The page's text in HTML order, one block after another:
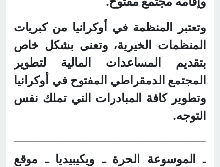
وتعتبر المنظمة في أوكرانيا من كبريات
المنظمات الخيرية، وتعنى بشكل خاص
بتقديم المساعدات المالية لتطوير
المجتمع الدمقراطي المفتوح في أوكرانيا
وتطوير كافة المبادرات التي تملك نفس
التوجه.
ـ الموسوعة الحرة ـ ويكيبيديا ـ موقع